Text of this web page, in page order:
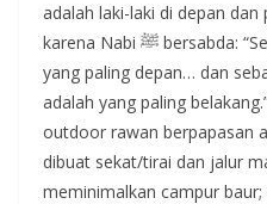
adalah laki-laki di depan
karena Nabi ﷺ bersabda: “Sebaik-baik saf laki-laki adalah
yang paling depan… dan
adalah yang paling
outdoor rawan berpapasan
dibuat sekat/tirai dan jalur
meminimalkan campur